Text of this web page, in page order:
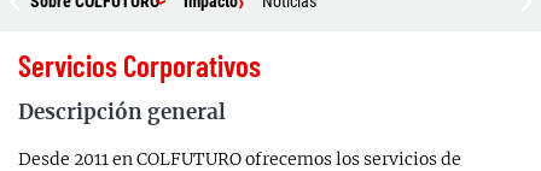
Colfuturo
Servicios Corporativos
Descripción general
Desde 2011 en COLFUTURO ofrecemos los servicios de